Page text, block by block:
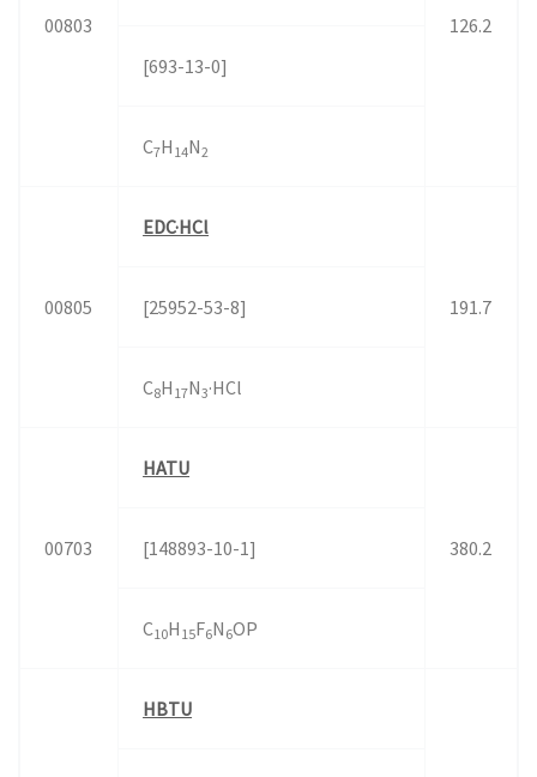
00803 126.2
[693-13-0]
C7H 14N2
00805
EDC·HCl
191.7
[25952-53-8]
C8H 17N3·HCl
00703
HATU
380.2
[148893-10-1]
C10H 15F6N 6OP
HBTU